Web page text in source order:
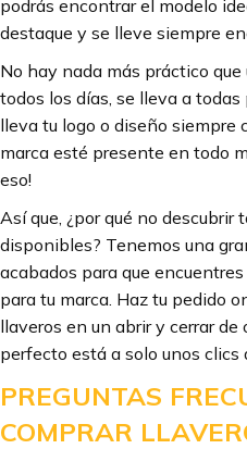
podrás encontrar el modelo
destaque y se lleve siempre
No hay nada más práctico
todos los días, se lleva a todas
lleva tu logo o diseño siempre
marca esté presente en todo
eso!
Así que, ¿por qué no descubrir
disponibles? Tenemos una
acabados para que
para tu marca. Haz tu pedido
llaveros en un abrir y cerrar de
perfecto está a solo unos clics
PREGUNTAS
COMPRAR